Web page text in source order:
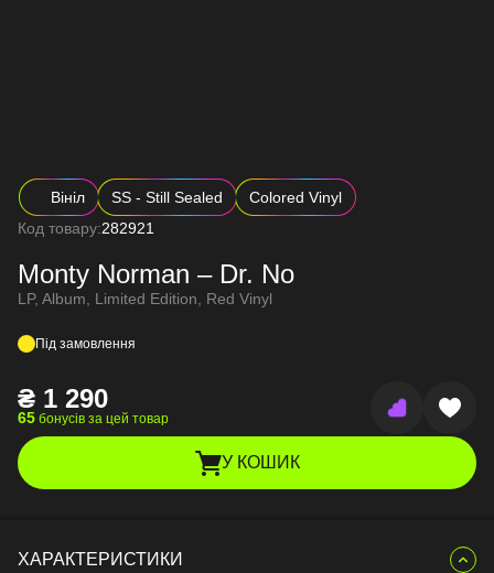
Вініл SS - Still Sealed
Colored Vinyl
Код товару:282921
Monty Norman – Dr. No
LP, Album, Limited Edition, Red Vinyl
Під замовлення
₴ 1 290
65 бонусів за цей товар
У КОШИК
ХАРАКТЕРИСТИКИ